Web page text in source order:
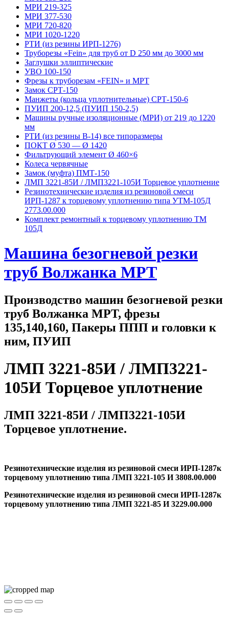
МРИ 219-325
МРИ 377-530
МРИ 720-820
МРИ 1020-1220
РТИ (из резины ИРП-1276)
Труборезы «Fein» для труб от D 250 мм до 3000 мм
Заглушки эллиптические
УВО 100-150
Фрезы к труборезам «FEIN» и МРТ
Замок СРТ-150
Манжеты (кольца уплотнительные) СРТ-150-6
ПУИП 200-12,5 (ПУИП 150-2,5)
Машины ручные изоляционные (МРИ) от 219 до 1220
мм
РТИ (из резины В-14) все типоразмеры
ПОКТ Ø 530 — Ø 1420
Фильтрующий элемент Ø 460×6
Колеса червячные
Замок (муфта) ПМТ-150
ЛМП 3221-85И / ЛМП3221-105И Торцевое уплотнение
Резинотехнические изделия из резиновой смеси
ИРП-1287 к торцевому уплотнению типа УТМ-105Д
2773.00.000
Комплект ремонтный к торцевому уплотнению ТМ
105Д
Машина безогневой резки
труб Волжанка МРТ
Производство машин безогневой резки
труб Волжанка МРТ, фрезы
135,140,160, Пакеры ППП и головки к
ним, ПУИП
ЛМП 3221-85И / ЛМП3221-
105И Торцевое уплотнение
ЛМП 3221-85И / ЛМП3221-105И
Торцевое уплотнение.
Резинотехнические изделия из резиновой смеси ИРП-1287к
торцевому уплотнению типа ЛМП 3221-105 И 3808.00.000
Резинотехнические изделия из резиновой смеси ИРП-1287к
торцевому уплотнению типа ЛМП 3221-85 И 3229.00.000